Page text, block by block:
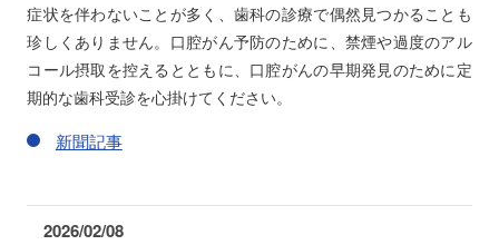
症状を伴わないことが多く、歯科の診療で偶然見つかることも
珍しくありません。口腔がん予防のために、禁煙や過度のアル
コール摂取を控えるとともに、口腔がんの早期発見のために定
期的な歯科受診を心掛けてください。
新聞記事
2026/02/08